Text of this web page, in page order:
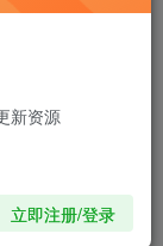
松设置，即可
列表保持精简
新资源
立即注册/登录